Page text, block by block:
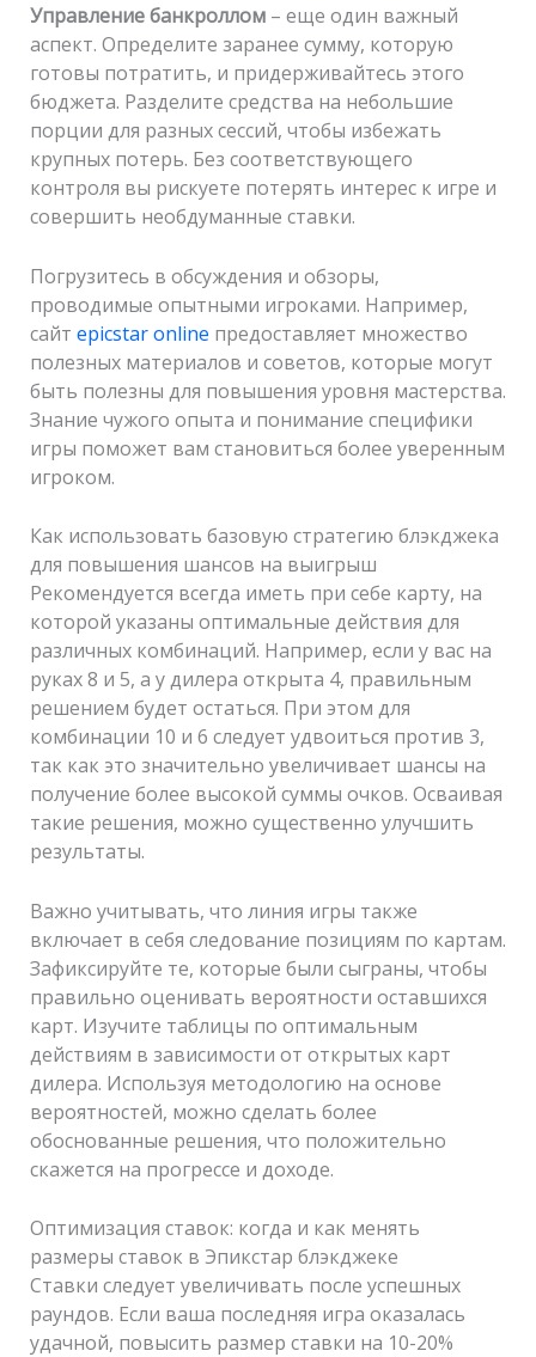
Управление банкроллом– еще один важный
аспект. Определите заранее сумму, которую
готовы потратить, и придерживайтесь этого
бюджета. Разделите средства на небольшие
порции для разных сессий, чтобы избежать
крупных потерь. Без соответствующего
контроля вы рискуете потерять интерес к игре и
совершить необдуманные ставки.
Погрузитесь в обсуждения и обзоры,
проводимые опытными игроками. Например,
сайт epicstar online предоставляет множество
полезных материалов и советов, которые могут
быть полезны для повышения уровня мастерства.
Знание чужого опыта и понимание специфики
игры поможет вам становиться более уверенным
игроком.
Как использовать базовую стратегию блэкджека
для повышения шансов на выигрыш
Рекомендуется всегда иметь при себе карту, на
которой указаны оптимальные действия для
различных комбинаций. Например, если у вас на
руках 8 и 5, а у дилера открыта 4, правильным
решением будет остаться. При этом для
комбинации 10 и 6 следует удвоиться против 3,
так как это значительно увеличивает шансы на
получение более высокой суммы очков. Осваивая
такие решения, можно существенно улучшить
результаты.
Важно учитывать, что линия игры также
включает в себя следование позициям по картам.
Зафиксируйте те, которые были сыграны, чтобы
правильно оценивать вероятности оставшихся
карт. Изучите таблицы по оптимальным
действиям в зависимости от открытых карт
дилера. Используя методологию на основе
вероятностей, можно сделать более
обоснованные решения, что положительно
скажется на прогрессе и доходе.
Оптимизация ставок: когда и как менять
размеры ставок в Эпикстар блэкджеке
Ставки следует увеличивать после успешных
раундов. Если ваша последняя игра оказалась
удачной, повысить размер ставки на 10-20%